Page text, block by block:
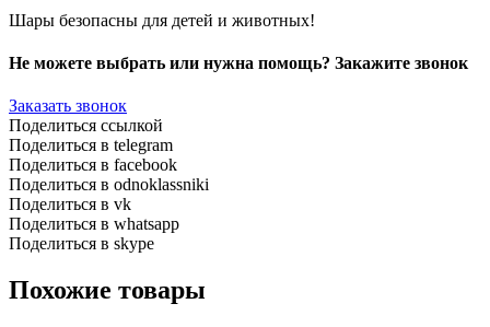
Шары безопасны для детей и животных!
Не можете выбрать или нужна помощь? Закажите звонок
Заказать звонок
Поделиться ссылкой
Поделиться в telegram
Поделиться в facebook
Поделиться в odnoklassniki
Поделиться в vk
Поделиться в whatsapp
Поделиться в skype
Похожие товары